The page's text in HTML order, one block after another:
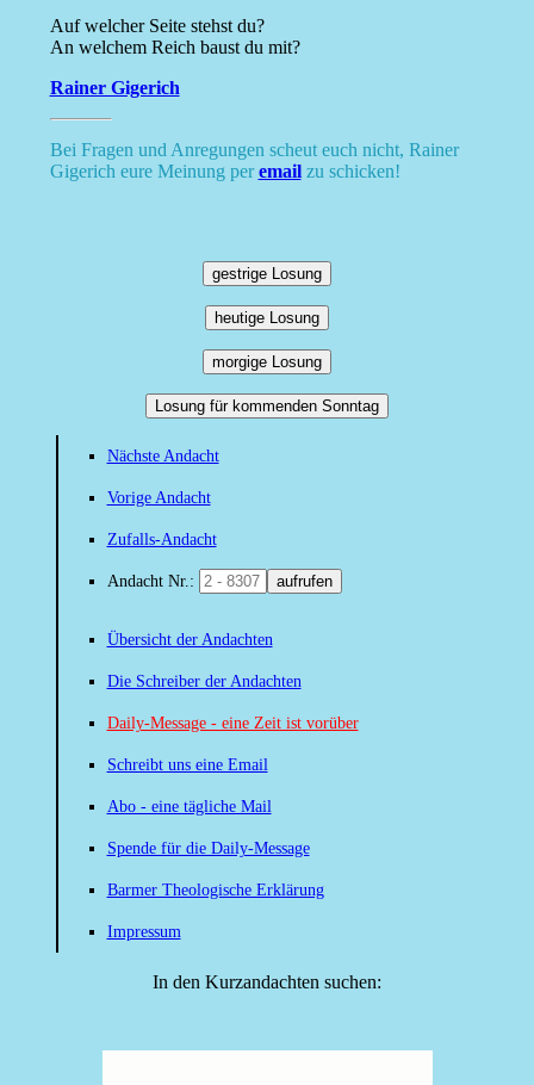
Auf welcher Seite stehst du?
An welchem Reich baust du mit?
Rainer Gigerich
Bei Fragen und Anregungen scheut euch nicht, Rainer
Gigerich eure Meinung peremailzu schicken!
gestrige Losung
heutige Losung
morgige Losung
Losung für kommenden Sonntag
Nächste Andacht
Vorige Andacht
Zufalls-Andacht
Andacht Nr.: aufrufen
Übersicht der Andachten
Die Schreiber der Andachten
Daily-Message - eine Zeit ist vorüber
Schreibt uns eine Email
Abo - eine tägliche Mail
Spende für die Daily-Message
Barmer Theologische Erklärung
Impressum
In den Kurzandachten suchen: